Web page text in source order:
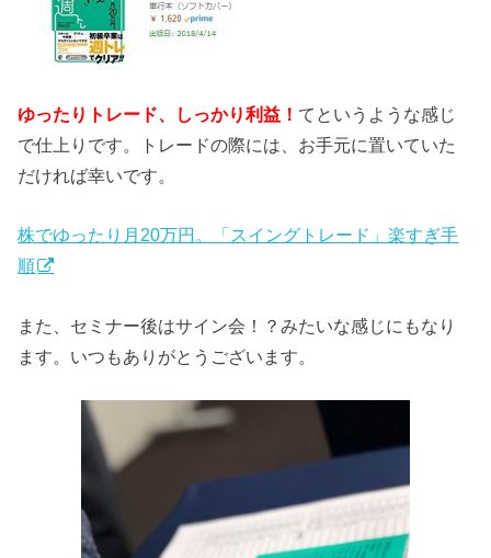
ゆったりトレード、しっかり利益！ てというような感じ
で仕上りです。トレードの際には、お手元に置いていた
だければ幸いです。
株でゆったり月20万円。「スイングトレード」楽すぎ手
順
また、セミナー後はサイン会！？みたいな感じにもなり
ます。いつもありがとうございます。